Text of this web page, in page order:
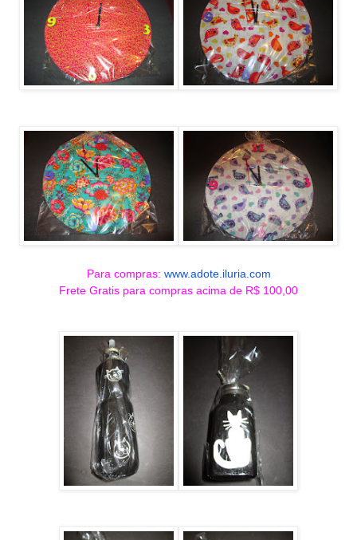
Para compras: www.adote.iluria.com
Frete Gratis para compras acima de R$ 100,00